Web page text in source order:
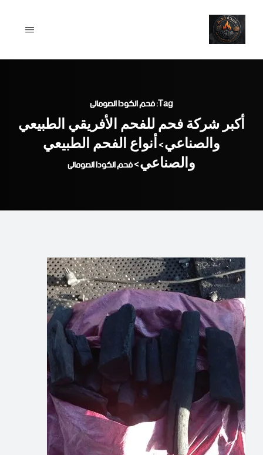
content
Tag: فحم الكودا الصومالى
أكبر شركة فحم للفحم الأفريقي الطبيعي
والصناعي>أنواع الفحم الطبيعي
والصناعي>فحم الكودا الصومالى